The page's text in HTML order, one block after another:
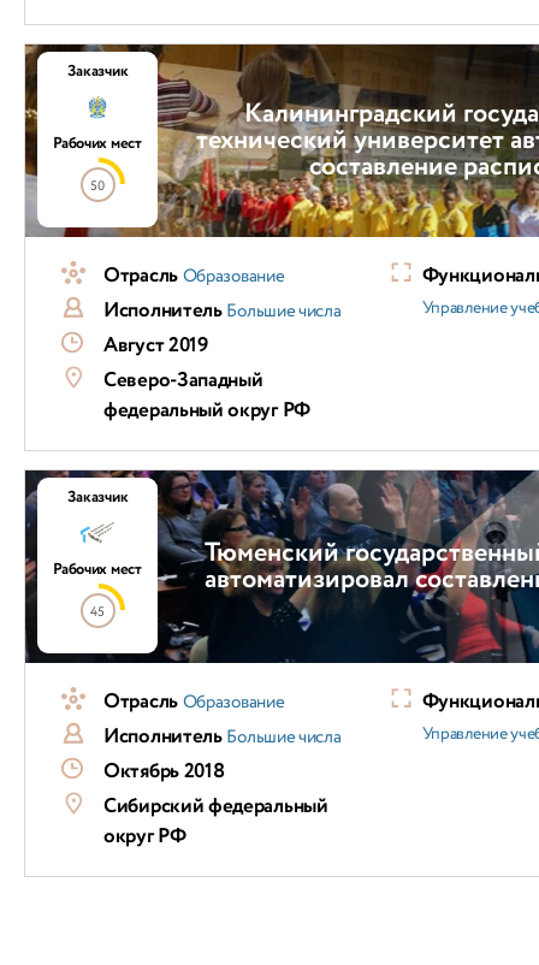
Калининградский
технический университет
составление
Заказчик
Рабочих мест
50
ОтрасльОбразование
ИсполнительБольшие числа
Август 2019
Северо-Западный
федеральный округ РФ
Управление
Тюменский
автоматизировал
Заказчик
Рабочих мест
45
ОтрасльОбразование
ИсполнительБольшие числа
Октябрь 2018
Сибирский федеральный
округ РФ
Управление